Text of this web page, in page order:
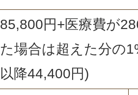
85,800円+医療費が
た場合は超えた分の
以降44,400円)